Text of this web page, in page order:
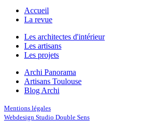
Accueil
La revue
Les architectes d'intérieur
Les artisans
Les projets
Archi Panorama
Artisans Toulouse
Blog Archi
Mentions légales
Webdesign Studio Double Sens